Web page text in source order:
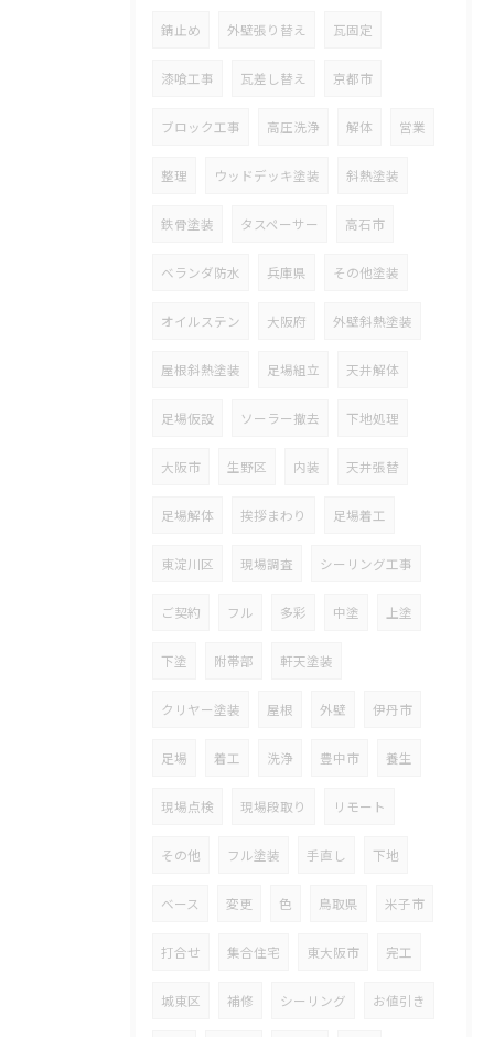
錆止め 外壁張り替え 瓦固定
漆喰工事 瓦差し替え 京都市
ブロック工事 高圧洗浄 解体 営業
整理 ウッドデッキ塗装 斜熱塗装
鉄骨塗装 タスペーサー 高石市
ベランダ防水 兵庫県 その他塗装
オイルステン 大阪府 外壁斜熱塗装
屋根斜熱塗装 足場組立 天井解体
足場仮設 ソーラー撤去 下地処理
大阪市 生野区 内装 天井張替
足場解体 挨拶まわり 足場着工
東淀川区 現場調査 シーリング工事
ご契約 フル 多彩 中塗 上塗
下塗 附帯部 軒天塗装
クリヤー塗装 屋根 外壁 伊丹市
足場 着工 洗浄 豊中市 養生
現場点検 現場段取り リモート
その他 フル塗装 手直し 下地
ベース 変更 色 鳥取県 米子市
打合せ 集合住宅 東大阪市 完工
城東区 補修 シーリング お値引き